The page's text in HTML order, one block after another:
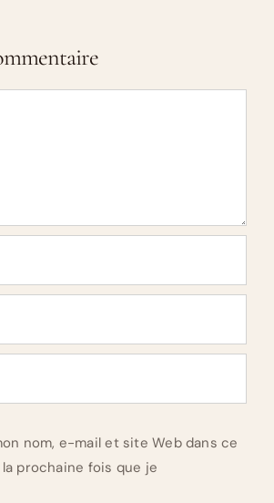
nom, e-mail et site Web dans ce
prochaine fois que je